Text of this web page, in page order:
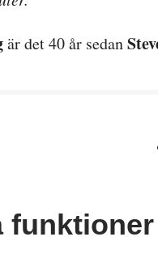
är det 40 år sedan